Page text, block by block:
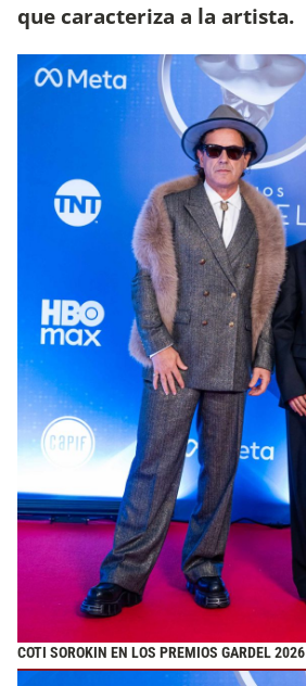
que caracteriza a la artista.
COTI SOROKIN EN LOS PREMIOS GARDEL 2026